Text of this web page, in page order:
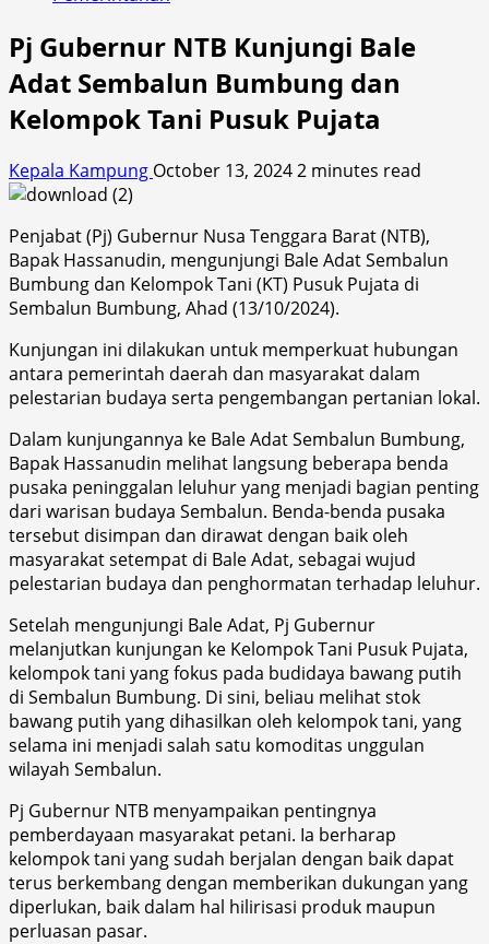
Pj Gubernur NTB Kunjungi Bale
Adat Sembalun Bumbung dan
Kelompok Tani Pusuk Pujata
Kepala Kampung October 13, 20242 minutes read
Penjabat (Pj) Gubernur Nusa Tenggara Barat (NTB),
Bapak Hassanudin, mengunjungi Bale Adat Sembalun
Bumbung dan Kelompok Tani (KT) Pusuk Pujata di
Sembalun Bumbung, Ahad (13/10/2024).
Kunjungan ini dilakukan untuk memperkuat hubungan
antara pemerintah daerah dan masyarakat dalam
pelestarian budaya serta pengembangan pertanian lokal.
Dalam kunjungannya ke Bale Adat Sembalun Bumbung,
Bapak Hassanudin melihat langsung beberapa benda
pusaka peninggalan leluhur yang menjadi bagian penting
dari warisan budaya Sembalun. Benda-benda pusaka
tersebut disimpan dan dirawat dengan baik oleh
masyarakat setempat di Bale Adat, sebagai wujud
pelestarian budaya dan penghormatan terhadap leluhur.
Setelah mengunjungi Bale Adat, Pj Gubernur
melanjutkan kunjungan ke Kelompok Tani Pusuk Pujata,
kelompok tani yang fokus pada budidaya bawang putih
di Sembalun Bumbung. Di sini, beliau melihat stok
bawang putih yang dihasilkan oleh kelompok tani, yang
selama ini menjadi salah satu komoditas unggulan
wilayah Sembalun.
Pj Gubernur NTB menyampaikan pentingnya
pemberdayaan masyarakat petani. Ia berharap
kelompok tani yang sudah berjalan dengan baik dapat
terus berkembang dengan memberikan dukungan yang
diperlukan, baik dalam hal hilirisasi produk maupun
perluasan pasar.